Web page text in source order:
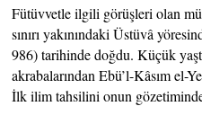
Fütüvvetle ilgili görüşleri olan
sınırı yakınındaki Üstüvâ
986) tarihinde doğdu. Küçük
akrabalarından Ebü’l-Kâsım el-
İlk ilim tahsilini onun